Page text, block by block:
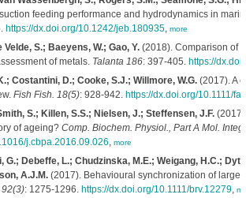
feeding performance and hydrodynamics in
https://dx.doi.org/10.1242/jeb.180935, more
Velde, S.; Baeyens, W.; Gao, Y.(2018). Comparison of
of metals. Talanta 186: 397-405. https://
Costantini, D.; Cooke, S.J.; Willmore, W.G.(2017). A
Fish Fish. 18(5): 928-942. https://dx.doi.org/10.1111/
S.; Killen, S.S.; Nielsen, J.; Steffensen, J.F.
of ageing? Comp. Biochem. Physiol., Part A Mol.
j.cbpa.2016.09.026, more
G.; Debeffe, L.; Chudzinska, M.E.; Weigang, H.C.;
A.J.M.(2017). Behavioural synchronization of
92(3): 1275-1296. https://dx.doi.org/10.1111/brv.12279,